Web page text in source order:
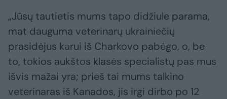
„Jūsų tautietis mums tapo didžiule parama,
mat dauguma veterinarų ukrainiečių
prasidėjus karui iš Charkovo pabėgo, o, be
to, tokios aukštos klasės specialistų pas mus
išvis mažai yra; prieš tai mums talkino
veterinaras iš Kanados, jis irgi dirbo po 12